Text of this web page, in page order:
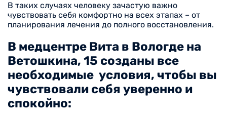
В таких случаях человеку зачастую важно
чувствовать себя комфортно на всех этапах – от
планирования лечения до полного восстановления.
В медцентре Вита в Вологде на
Ветошкина, 15 созданы все
необходимые условия, чтобы вы
чувствовали себя уверенно и
спокойно: